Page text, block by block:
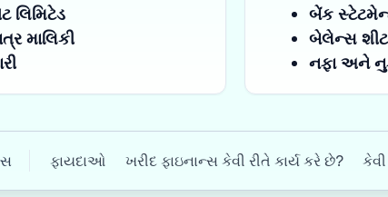
લિમિટેડ
માલિકી
બેંક
બેલેન્સ શીટ
નફા અને
ફાયદાઓ ખરીદ ફાઇનાન્સ કેવી રીતે કાર્ય કરે છે?